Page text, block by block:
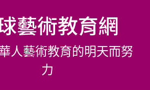
藝術教育網
人藝術教育的明天而努
力